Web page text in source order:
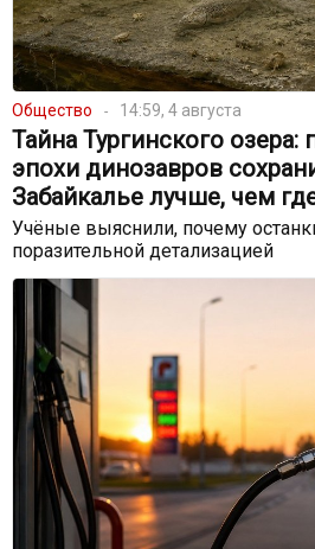
Общество 14:59, 4 августа
Тайна Тургинского
эпохи динозавров
Забайкалье лучше, чем
Учёные выяснили, почему
поразительной детализацией